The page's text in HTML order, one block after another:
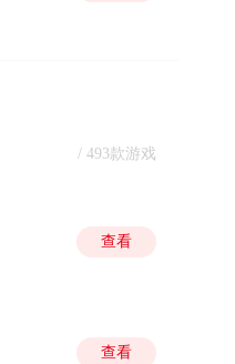
/ 493款游戏
查看
查看